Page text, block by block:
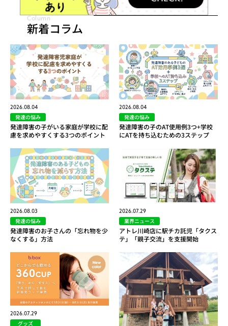
Column
新着コラム
2026.08.04
発達の悩み
発達障害の子がいる家庭が学校に配
慮を求めやすくする3つのポイント
2026.08.04
発達の悩み
発達障害の子のAT使用例3つ+学校
にATを持ち込むための3ステップ
2026.08.03
発達の悩み
発達障害のお子さんの「忘れ物を少
なくする」方法
2026.07.29
業界ニュース
アトレ川崎店に駅チカ託児「タクス
テ」「親子交流」を支援開始
2026.07.29
グッズ